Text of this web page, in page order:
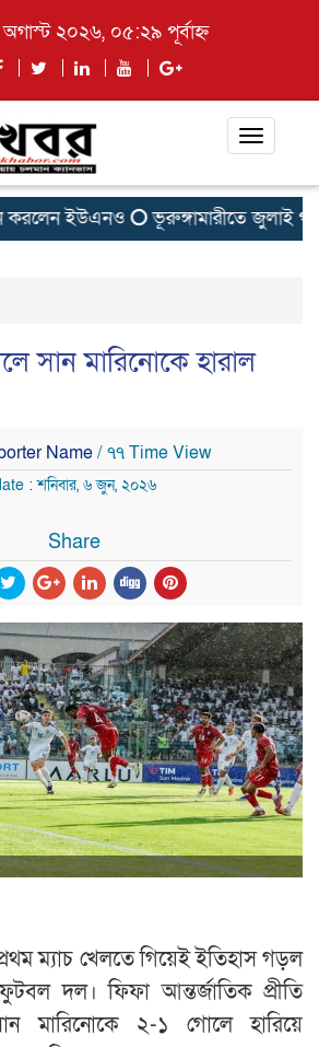
২০২৬, ০৫:২৯ পূর্বাহ্ন
Toggle
ইউএনও ভূরুঙ্গামারীতে জুলাই
সান মারিনোকে হারাল
Name/ ৭৭ Time View
: শনিবার, ৬ জুন, ২০২৬
Share
ম্যাচ খেলতে গিয়েই ইতিহাস গড়ল
দল। ফিফা আন্তর্জাতিক প্রীতি
মারিনোকে ২-১ গোলে হারিয়ে